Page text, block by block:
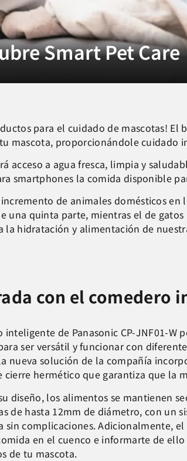
Smart Pet Care
para el cuidado de mascotas!
mascota, proporcionándole cuidado
acceso a agua fresca, limpia y
smartphones la comida disponible
de animales domésticos
una quinta parte, mientras el de
hidratación y alimentación de
con el comedero
inteligente de Panasonic CP-JNF01-
ser versátil y funcionar con
nueva solución de la compañía
cierre hermético que garantiza que la
diseño, los alimentos se mantienen
de hasta 12mm de diámetro, con un
sin complicaciones. Adicionalmente,
en el cuenco e informarte de
de tu mascota.